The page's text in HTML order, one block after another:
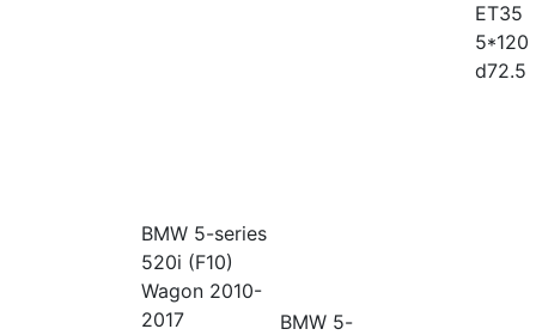
BMW 5-series
520i (F10)
Wagon 2010-
2017
BMW 5-
ET35
5*120
d72.5